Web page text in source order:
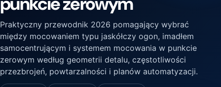
Praktyczny przewodnik 2026 pomagający wybrać
między mocowaniem typu jaskółczy ogon, imadłem
samocentrującym i systemem mocowania w punkcie
zerowym według geometrii detalu, częstotliwości
przezbrojeń, powtarzalności i planów automatyzacji.